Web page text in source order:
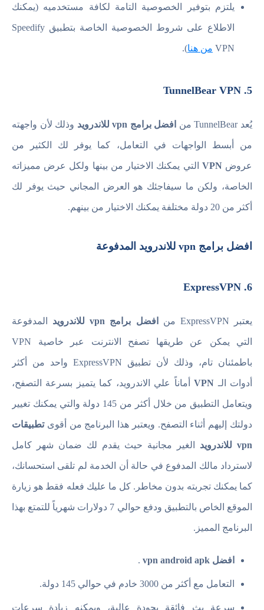
يلتزم بتوفير الخصوصية التامة لكافة مستخدميه (يمكنك
الاطلاع على شروط الخصوصية الخاصة بتطبيق Speedify
VPN من هنا).
5. TunnelBear VPN
يُعد TunnelBear من افضل برامج vpn للاندرويد وذلك لأن واجهته
من أبسط الواجهات في التعامل، كما يوفر لك الكثير من
عروضVPN التي يمكنك الاختيار من بينها ولكل عرض مميزاته
الخاصة، ولكن ما سيفاجئك هو العرض المجاني حيث يوفر لك
أكثر من 20 دولة مختلفة يمكنك الاختيار من بينهم.
افضل برامج vpn للاندرويد المدفوعة
6. ExpressVPN
يعتبر ExpressVPN من افضل برامج vpn للاندرويد المدفوعة
التي يمكن عن طريقها تصفح الانترنت عبر خاصية VPN
باطمئنان تام، وذلك لأن تطبيق ExpressVPN واحد من أكثر
أدوات الـ VPNأماناً علي الاندرويد، كما يتميز بسرعة التصفح،
ويتعامل التطبيق من خلال أكثر من 145 دولة والتي يمكنك تغيير
دولتك إليهم أثناء التصفح. ويعتبر هذا البرنامج من أقوىتطبيقات
vpn للاندرويد الغير مجانية حيث يقدم لك ضمان شهر كامل
لاسترداد مالك المدفوع في حالة أن الخدمة لم تلقى استحسانك،
كما يمكنك تجربته بدون مخاطر. كل ما عليك فعله فقط هو زيارة
الموقع الخاص بالتطبيق ودفع حوالي 7 دولارات شهرياً للتمتع بهذا
البرنامج المميز.
افضل vpn android apk .
التعامل مع أكثر من 3000 خادم في حوالي 145 دولة.
سرعة بث فائقة بجودة عالية، ويمكنه زيادة سرعات